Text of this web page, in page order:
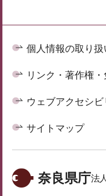
個人情報の取り扱
リンク・著作権
ウェブアクセシビ
サイトマップ
奈良県庁法